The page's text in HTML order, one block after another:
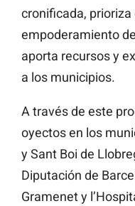
cronificada, prioriza
empoderamiento
aporta recursos y
a los municipios.
A través de este
oyectos en los
y Sant Boi de
Diputación de
Gramenet y